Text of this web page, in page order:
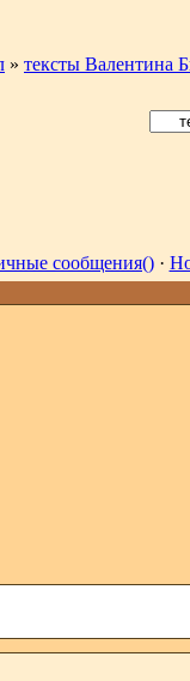
» тексты Валентина
сообщения()·